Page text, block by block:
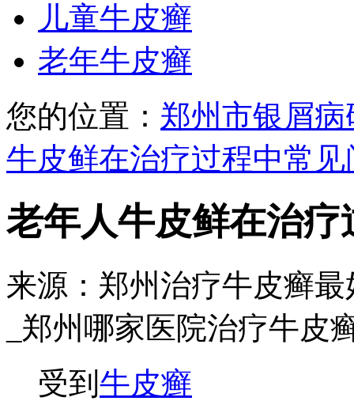
儿童牛皮癣
老年牛皮癣
您的位置： 郑州市银屑病
牛皮鲜在治疗过程中常见
老年人牛皮鲜在治
来源：郑州治疗牛皮癣
_郑州哪家医院治疗牛皮
受到 牛皮癣